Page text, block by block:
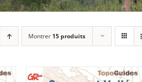
Montrer 15 produits